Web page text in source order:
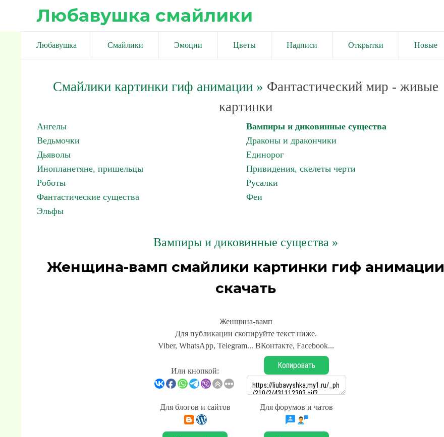
Любавушка смайлики
Любавушка Смайлики Эмоции Цветы Надписи Открытки Новые
Смайлики картинки гиф анимации » Фантастический мир - живые
картинки
Ангелы
Вампиры и диковинные существа
Ведьмочки
Драконы и дракончики
Дьяволы
Единорог
Инопланетяне, пришельцы
Привидения, скелеты черти
Роботы
Русалки
Фантастические существа
Феи
Эльфы
Вампиры и диковинные существа »
Женщина-вамп смайлики картинки гиф анимации
скачать
Женщина-вамп
Для публикации скопируйте текст ниже.
Viber, WhatsApp, Telegram... ВКонтакте, Facebook...
Или кнопкой:
Копировать
Для блогов и сайтов Для форумов и чатов